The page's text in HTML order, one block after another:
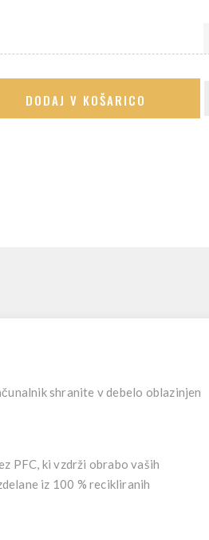
DODAJ V KOŠARICO
shranite v debelo oblazinjen
PFC, ki vzdrži obrabo vaših
iz 100 % recikliranih